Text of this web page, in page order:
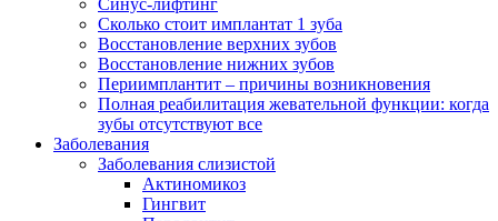
Синус-лифтинг
Сколько стоит имплантат 1 зуба
Восстановление верхних зубов
Восстановление нижних зубов
Периимплантит – причины возникновения
Полная реабилитация жевательной функции: когда
зубы отсутствуют все
Заболевания
Заболевания слизистой
Актиномикоз
Гингвит